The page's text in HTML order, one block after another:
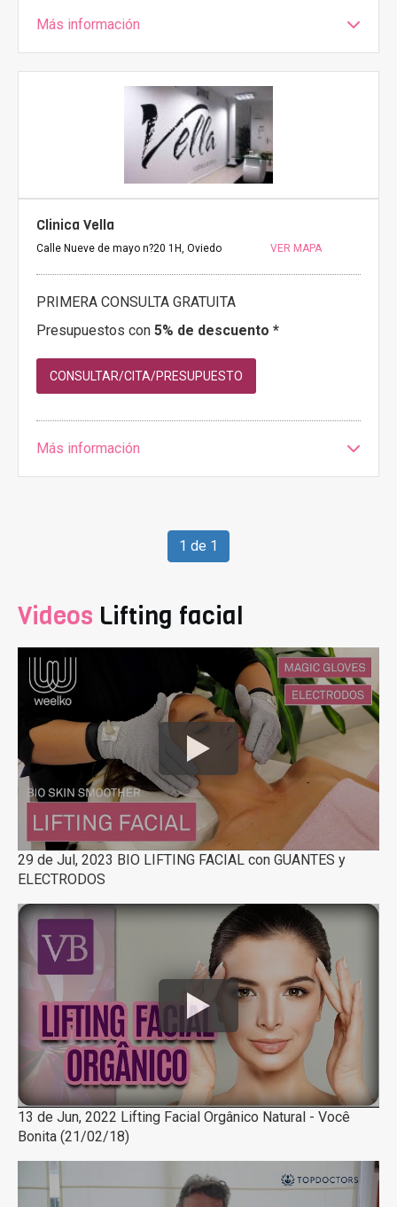
Más información
Clinica Vella
Calle Nueve de mayo n?20 1H, Oviedo VER MAPA
PRIMERA CONSULTA GRATUITA
Presupuestos con 5% de descuento *
CONSULTAR/CITA/PRESUPUESTO
Más información
1 de 1
Videos Lifting facial
29 de Jul, 2023 BIO LIFTING FACIAL con GUANTES y
ELECTRODOS
13 de Jun, 2022 Lifting Facial Orgânico Natural - Você
Bonita (21/02/18)